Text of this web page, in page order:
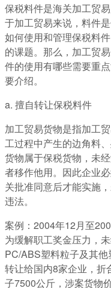
保税料件是海关加工贸
于加工贸易来说，料件
如何使用和管理保税料
的课题。那么，加工贸
件的使用有哪些需要重
要介绍。
a. 擅自转让保税料件
加工贸易货物是指加工
工过程中产生的边角料
货物属于保税货物，未
者移作他用。因此企业
关批准同意后才能实施
违法。
案例：2004年12月至
为缓解职工奖金压力，
PC/ABS塑料粒子及其
转让给国内8家企业，折
子7500公斤，涉案货物